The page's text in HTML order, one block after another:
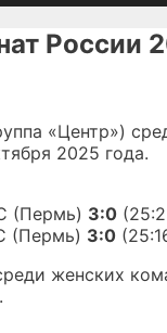
«Центр»)
2025 года.
(Пермь) 3:0
(Пермь) 3:0
женских